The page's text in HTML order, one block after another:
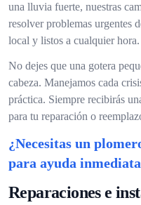
una lluvia fuerte, nuestras
resolver problemas urgentes
local y listos a cualquier hora.
No dejes que una gotera
cabeza. Manejamos cada
práctica. Siempre recibirás
para tu reparación o
¿Necesitas un
para ayuda
Reparaciones e